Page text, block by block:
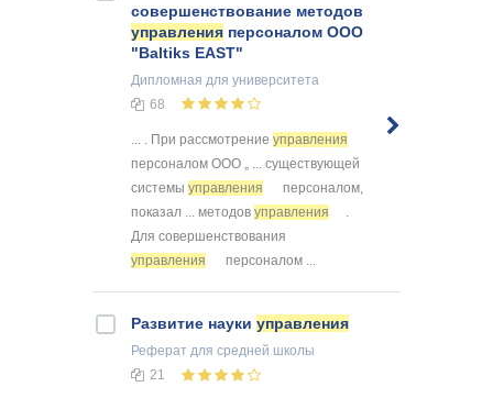
совершенствование методов
управления персоналом ООО
"Baltiks EAST"
Дипломная для университета
68
... . При рассмотрение управления
персоналом ООО „ ... существующей
системы управления
персоналом,
показал ... методов управления
.
Для совершенствования
управления
персоналом ...
Развитие науки управления
Реферат для средней школы
21